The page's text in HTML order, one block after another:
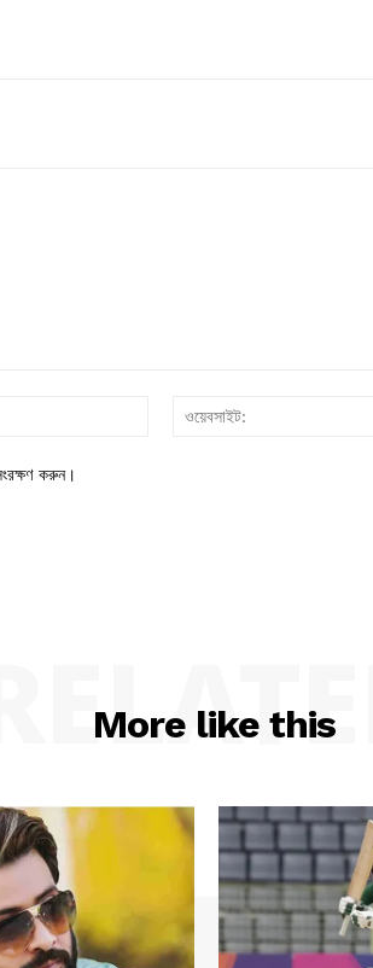
ইমেইল*
করুন।
More like this
RELATED